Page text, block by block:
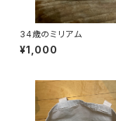
34歳のミリアム
¥1,000